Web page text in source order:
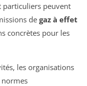
particuliers peuvent
de gaz à effet
concrètes pour les
les organisations
normes